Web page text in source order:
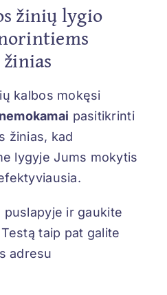
žinių lygio
kalbos mokęsi
nemokamai pasitikrinti
žinias, kad
lygyje Jums mokytis
ir gaukite
taip pat galite
adresu